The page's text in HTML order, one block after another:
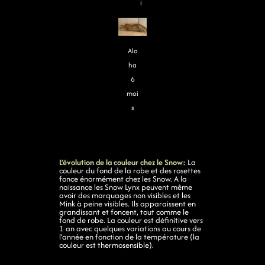
i
Alo
ha
6
moi
s
L’évolution de la couleur chez le Snow: La
couleur du fond de la robe et des rosettes
fonce énormément chez les Snow. A la
naissance les Snow Lynx peuvent même
avoir des marquages non visibles et les
Mink à peine visibles. Ils apparaissent en
grandissant et foncent, tout comme le
fond de robe. La couleur est définitive vers
1 an avec quelques variations au cours de
l’année en fonction de la température (la
couleur est thermosensible).